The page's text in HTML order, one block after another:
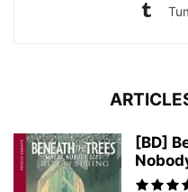
[BD]